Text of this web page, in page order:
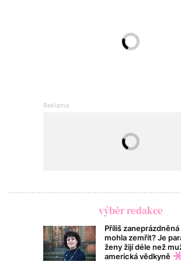
výběr redakce
Příliš
mohla zemřít? Je
ženy žijí déle než
americká vědkyně